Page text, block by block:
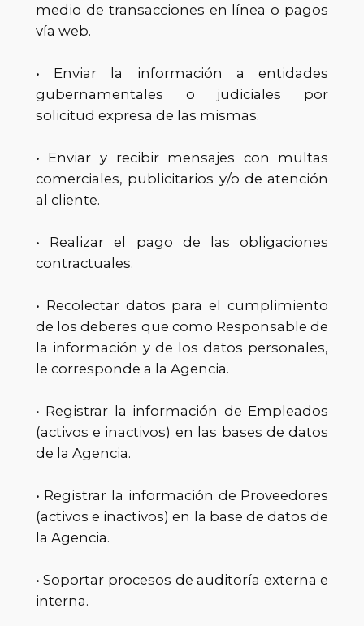
medio de transacciones en línea o pagos
vía web.
• Enviar la información a entidades
gubernamentales o judiciales por
solicitud expresa de las mismas.
• Enviar y recibir mensajes con multas
comerciales, publicitarios y/o de atención
al cliente.
• Realizar el pago de las obligaciones
contractuales.
• Recolectar datos para el cumplimiento
de los deberes que como Responsable de
la información y de los datos personales,
le corresponde a la Agencia.
• Registrar la información de Empleados
(activos e inactivos) en las bases de datos
de la Agencia.
• Registrar la información de Proveedores
(activos e inactivos) en la base de datos de
la Agencia.
• Soportar procesos de auditoría externa e
interna.